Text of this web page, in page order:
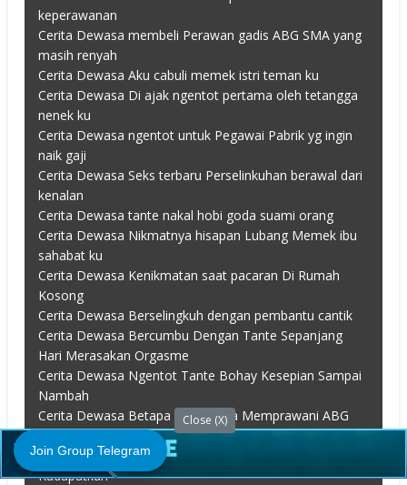
keperawanan
Cerita Dewasa membeli Perawan gadis ABG SMA yang
masih renyah
Cerita Dewasa Aku cabuli memek istri teman ku
Cerita Dewasa Di ajak ngentot pertama oleh tetangga
nenek ku
Cerita Dewasa ngentot untuk Pegawai Pabrik yg ingin
naik gaji
Cerita Dewasa Seks terbaru Perselinkuhan berawal dari
kenalan
Cerita Dewasa tante nakal hobi goda suami orang
Cerita Dewasa Nikmatnya hisapan Lubang Memek ibu
sahabat ku
Cerita Dewasa Kenikmatan saat pacaran Di Rumah
Kosong
Cerita Dewasa Berselingkuh dengan pembantu cantik
Cerita Dewasa Bercumbu Dengan Tante Sepanjang
Hari Merasakan Orgasme
Cerita Dewasa Ngentot Tante Bohay Kesepian Sampai
Nambah
Cerita Dewasa Betapa Nikmatnya Memprawani ABG
tetangga
Cerita Dewasa Sekali Mendayung Dua Memek
Kudapatkan
Close (X)
Join Group Telegram